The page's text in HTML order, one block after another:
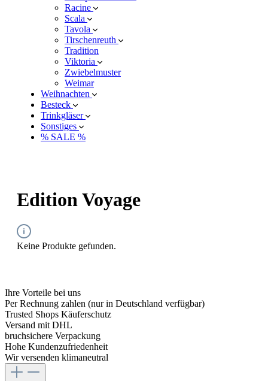
Racine
Scala
Tavola
Tirschenreuth
Tradition
Viktoria
Zwiebelmuster
Weimar
Weihnachten
Besteck
Trinkgläser
Sonstiges
% SALE %
Edition Voyage
Keine Produkte gefunden.
Ihre Vorteile bei uns
Per Rechnung zahlen (nur in Deutschland verfügbar)
Trusted Shops Käuferschutz
Versand mit DHL
bruchsichere Verpackung
Hohe Kundenzufriedenheit
Wir versenden klimaneutral